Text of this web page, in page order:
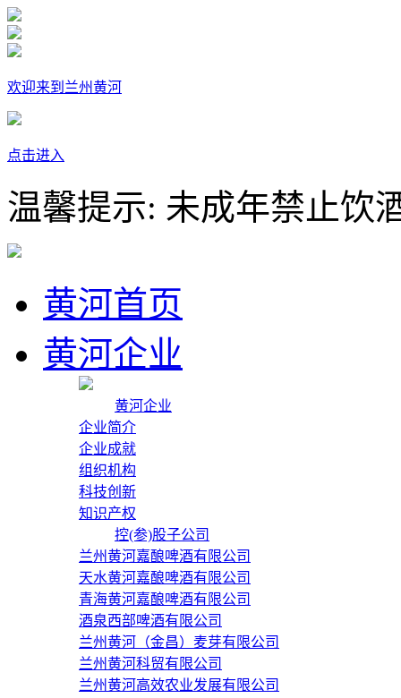
欢迎来到兰州黄河
点击进入
温馨提示: 未成年禁止饮
黄河首页
黄河企业
黄河企业
企业简介
企业成就
组织机构
科技创新
知识产权
控(参)股子公司
兰州黄河嘉酿啤酒有限公司
天水黄河嘉酿啤酒有限公司
青海黄河嘉酿啤酒有限公司
酒泉西部啤酒有限公司
兰州黄河（金昌）麦芽有限公司
兰州黄河科贸有限公司
兰州黄河高效农业发展有限公司